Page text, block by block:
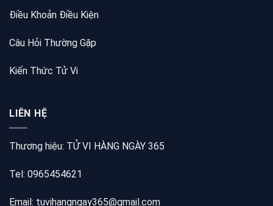
Điều Khoản Điều Kiện
Câu Hỏi Thường Gặp
Kiến Thức Tử Vi
LIÊN HỆ
Thương hiệu: TỬ VI HÀNG NGÀY 365
Tel: 0965454621
Email: tuvihangngay365@gmail.com